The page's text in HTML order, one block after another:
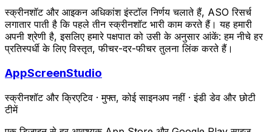
स्क्रीनशॉट और आइकन अधिकांश इंस्टॉल निर्णय चलाते हैं, ASO रिसर्च
लगातार पाती है कि पहले तीन स्क्रीनशॉट भारी काम करते हैं। यह हमारी
अपनी श्रेणी है, इसलिए हमारे पक्षपात को उसी के अनुसार आंकें: हम नीचे हर
प्रतिस्पर्धी के लिए विस्तृत, फीचर-दर-फीचर तुलना लिंक करते हैं।
AppScreenStudio
स्क्रीनशॉट और क्रिएटिव ·मुफ्त, कोई साइनअप नहीं·इंडी डेव और छोटी
टीमें